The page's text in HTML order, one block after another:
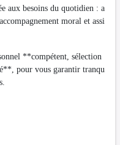
aux besoins du quotidien : a
moral et assi
**compétent, sélection
pour vous garantir tranqu